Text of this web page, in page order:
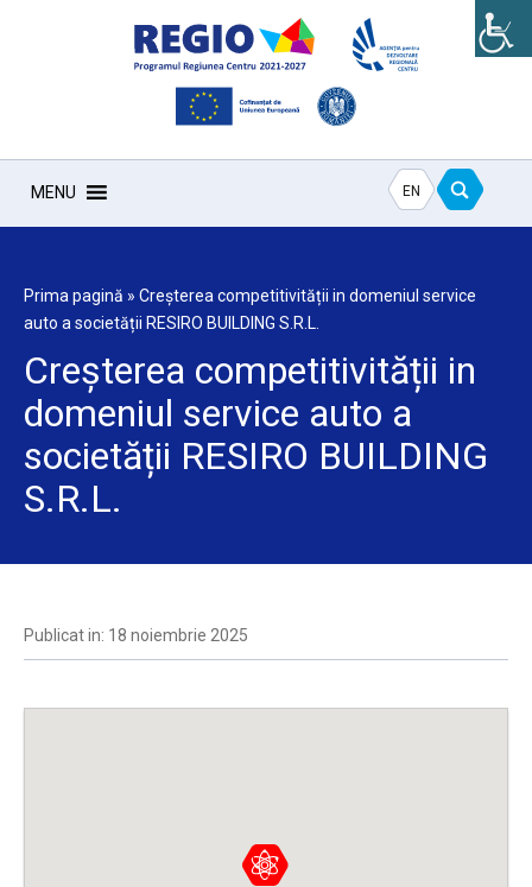
MENU EN
Prima pagină » Creșterea competitivității in domeniul service
auto a societății RESIRO BUILDING S.R.L.
Creșterea competitivității in
domeniul service auto a
societății RESIRO BUILDING
S.R.L.
Publicat in: 18 noiembrie 2025